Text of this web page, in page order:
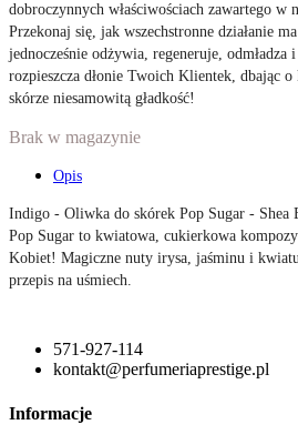
dobroczynnych właściwościach zawartego w
Przekonaj się, jak wszechstronne działanie
jednocześnie odżywia, regeneruje,
rozpieszcza dłonie Twoich Klientek, dbając
skórze niesamowitą gładkość!
Brak w magazynie
Opis
Indigo - Oliwka do skórek Pop Sugar - Shea
Pop Sugar to kwiatowa, cukierkowa
Kobiet! Magiczne nuty irysa, jaśminu i
przepis na uśmiech.
571-927-114
kontakt@perfumeriaprestige.pl
Informacje